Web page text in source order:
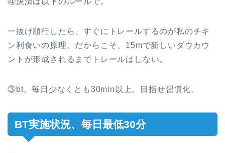
一抜け順行したら、すぐにトレールするのが私のチキ
ン利食いの原理。だからこそ、15mで新しいダウカウ
ントが形成されるまでトレールはしない。
③bt、毎日少なくとも30min以上。目指せ習慣化。
BT実施状況、毎日最低30分